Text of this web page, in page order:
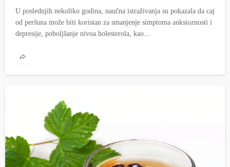
U poslednjih nekoliko godina, naučna istraživanja su pokazala da caj
od peršuna može biti koristan za smanjenje simptoma anksioznosti i
depresije, poboljšanje nivoa holesterola, kao...